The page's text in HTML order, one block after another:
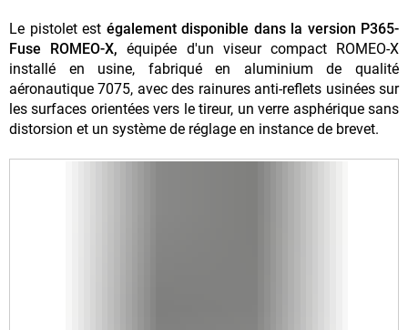
Le pistolet est également disponible dans la version P365-
Fuse ROMEO-X,équipée d'un viseur compact ROMEO-X
installé en usine, fabriqué en aluminium de qualité
aéronautique 7075, avec des rainures anti-reflets usinées sur
les surfaces orientées vers le tireur, un verre asphérique sans
distorsion et un système de réglage en instance de brevet.